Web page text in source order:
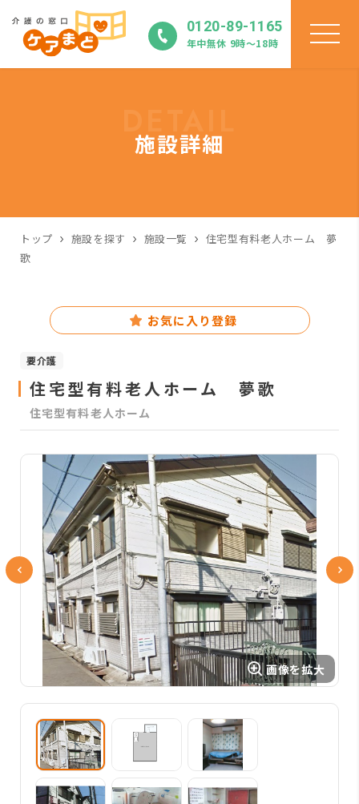
0120-89-1165
年中無休 9時〜18時
施設詳細
トップ 施設を探す 施設一覧
住宅型有料老人ホーム 夢
歌
お気に入り登録
要介護
住宅型有料老人ホーム 夢歌
住宅型有料老人ホーム